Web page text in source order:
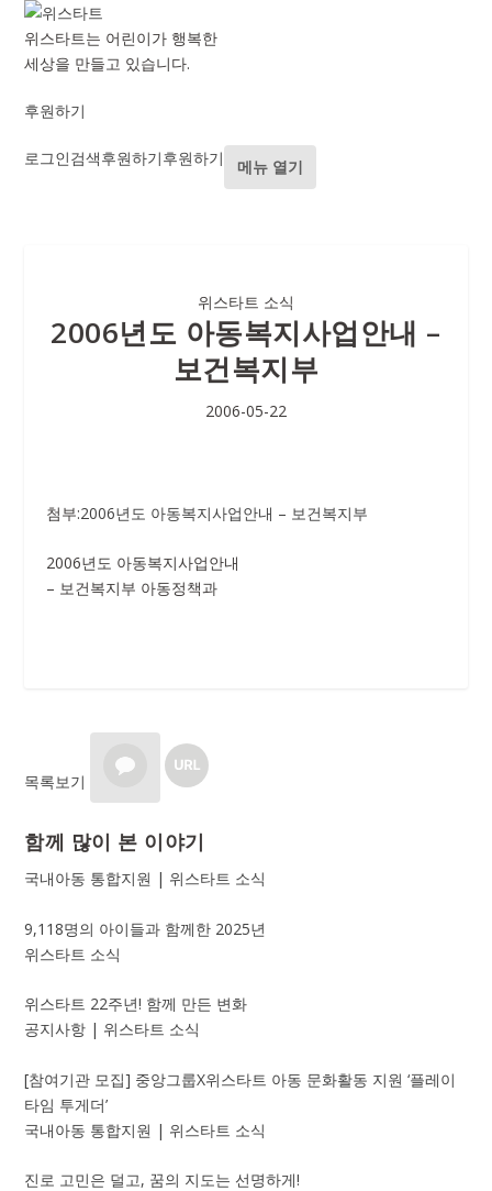
위스타트는 어린이가 행복한
세상을 만들고 있습니다.
후원하기
로그인검색후원하기후원하기 메뉴 열기
위스타트 소식
2006년도 아동복지사업안내 –
보건복지부
2006-05-22
첨부:2006년도 아동복지사업안내 – 보건복지부
2006년도 아동복지사업안내
– 보건복지부 아동정책과
목록보기
함께 많이 본 이야기
국내아동 통합지원 | 위스타트 소식
9,118명의 아이들과 함께한 2025년
위스타트 소식
위스타트 22주년! 함께 만든 변화
공지사항 | 위스타트 소식
[참여기관 모집] 중앙그룹X위스타트 아동 문화활동 지원 ‘플레이
타임 투게더’
국내아동 통합지원 | 위스타트 소식
진로 고민은 덜고, 꿈의 지도는 선명하게!